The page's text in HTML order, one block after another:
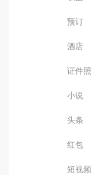
预订
酒店
证件照
小说
头条
红包
短视频